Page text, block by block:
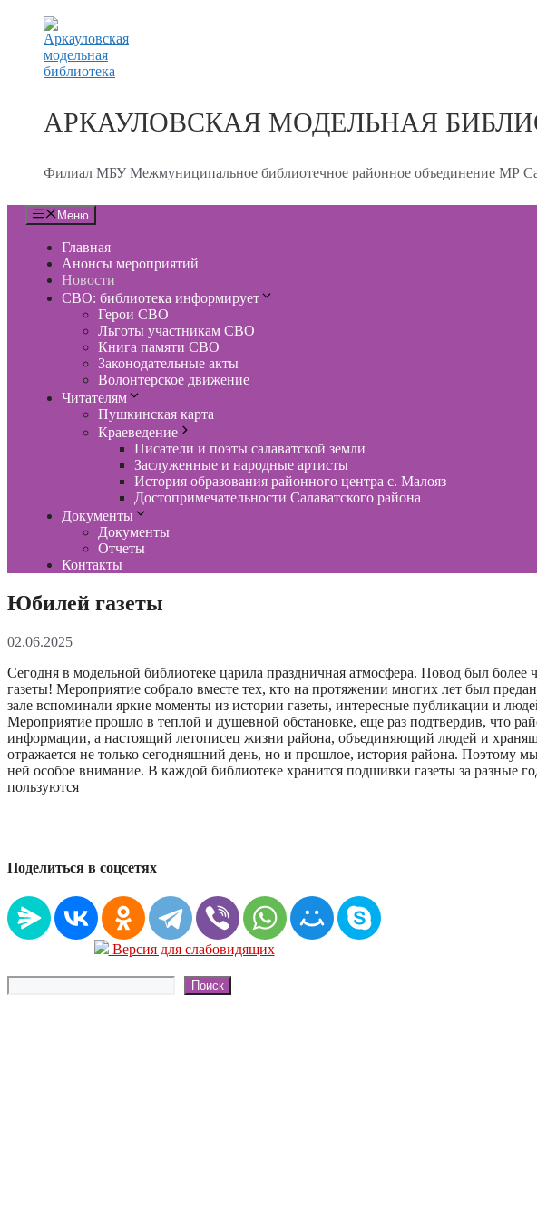
Перейти
содержимому
АРКАУЛОВСКАЯ МОДЕЛЬНАЯ
Филиал МБУ Межмуниципальное библиотечное районное объединение МР
Меню
Главная
Анонсы мероприятий
Новости
СВО: библиотека информирует
Герои СВО
Льготы участникам СВО
Книга памяти СВО
Законодательные акты
Волонтерское движение
Читателям
Пушкинская карта
Краеведение
Писатели и поэты салаватской земли
Заслуженные и народные артисты
История образования районного центра с. Малояз
Достопримечательности Салаватского района
Документы
Документы
Отчеты
Контакты
Юбилей газеты
02.06.2025
Сегодня в модельной библиотеке царила праздничная атмосфера. Повод был
газеты! Мероприятие собрало вместе тех, кто на протяжении многих лет был
зале вспоминали яркие моменты из истории газеты, интересные публикации и
Мероприятие прошло в теплой и душевной обстановке, еще раз подтвердив, что
информации, а настоящий летописец жизни района, объединяющий людей и
отражается не только сегодняшний день, но и прошлое, история района. Поэтому
ней особое внимание. В каждой библиотеке хранится подшивки газеты за разные
пользуются
Поделиться в соцсетях
Версия для слабовидящих
Поиск Поиск